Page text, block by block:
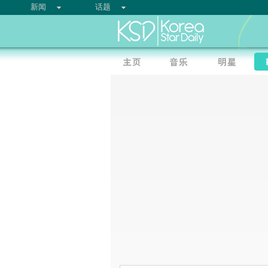
新闻 话题